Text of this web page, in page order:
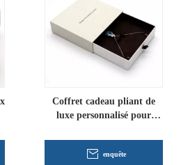
Coffret cadeau pliant de
luxe personnalisé pour
enquête